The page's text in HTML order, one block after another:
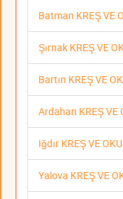
Batman KREŞ VE
Şırnak KREŞ VE
Bartın KREŞ VE
Ardahan KREŞ VE
Iğdır KREŞ VE
Yalova KREŞ VE